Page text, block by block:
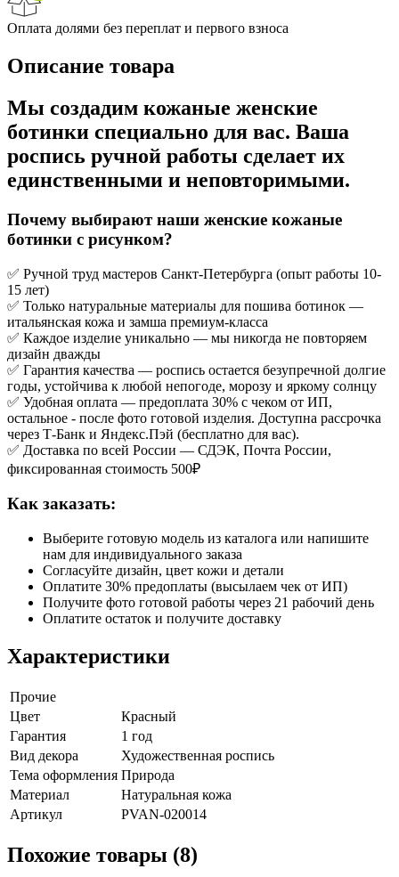
Оплата долями без переплат и первого взноса
Описание товара
Мы создадим кожаные женские
ботинки специально для вас. Ваша
роспись ручной работы сделает их
единственными и неповторимыми.
Почему выбирают наши женские кожаные
ботинки с рисунком?
✅ Ручной труд мастеров Санкт-Петербурга (опыт работы 10-
15 лет)
✅ Только натуральные материалы для пошива ботинок —
итальянская кожа и замша премиум-класса
✅ Каждое изделие уникально — мы никогда не повторяем
дизайн дважды
✅ Гарантия качества — роспись остается безупречной долгие
годы, устойчива к любой непогоде, морозу и яркому солнцу
✅ Удобная оплата — предоплата 30% с чеком от ИП,
остальное - после фото готовой изделия. Доступна рассрочка
через Т-Банк и Яндекс.Пэй (бесплатно для вас).
✅ Доставка по всей России — СДЭК, Почта России,
фиксированная стоимость 500₽
Как заказать:
Выберите готовую модель из каталога или напишите
нам для индивидуального заказа
Согласуйте дизайн, цвет кожи и детали
Оплатите 30% предоплаты (высылаем чек от ИП)
Получите фото готовой работы через 21 рабочий день
Оплатите остаток и получите доставку
Характеристики
Прочие
Цвет
Красный
Гарантия
1 год
Вид декора
Художественная роспись
Тема оформления Природа
Материал
Натуральная кожа
Артикул
PVAN-020014
Похожие товары (8)